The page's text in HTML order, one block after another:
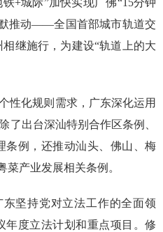
+城际”加快实现广佛“15分钟
推动——全国首部城市轨道交
继施行，为建设“轨道上的大
性化规则需求，广东深化运用
了出台深汕特别合作区条例、
条例，还推动汕头、佛山、梅
菜产业发展相关条例。
坚持党对立法工作的全面领
年度立法计划和重点项目。修